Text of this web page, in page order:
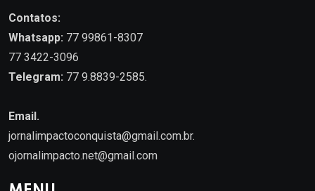
Contatos:
Whatsapp: 77 99861-8307
77 3422-3096
Telegram: 77 9.8839-2585.
Email.
jornalimpactoconquista@gmail.com.br.
ojornalimpacto.net@gmail.com